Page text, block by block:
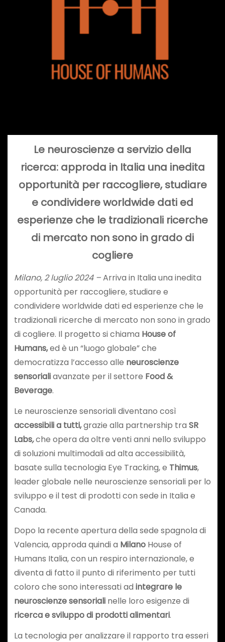
Le neuroscienze a servizio della
ricerca: approda in Italia una inedita
opportunità per raccogliere, studiare
e condividere worldwide dati ed
esperienze che le tradizionali ricerche
di mercato non sono in grado di
cogliere
Milano, 2 luglio 2024–Arriva in Italia una inedita
opportunità per raccogliere, studiare e
condividere worldwide dati ed esperienze che le
tradizionali ricerche di mercato non sono in grado
di cogliere. Il progetto si chiama House of
Humans,ed è un “luogo globale” che
democratizza l’accesso alle neuroscienze
sensorialiavanzate per il settore Food &
Beverage.
Le neuroscienze sensoriali diventano così
accessibili a tutti,grazie alla partnership tra SR
Labs,che opera da oltre venti anni nello sviluppo
di soluzioni multimodali ad alta accessibilità,
basate sulla tecnologia Eye Tracking, e Thimus,
leader globale nelle neuroscienze sensoriali per lo
sviluppo e il test di prodotti con sede in Italia e
Canada.
Dopo la recente apertura della sede spagnola di
Valencia, approda quindi a MilanoHouse of
Humans Italia, con un respiro internazionale, e
diventa di fatto il punto di riferimento per tutti
coloro che sono interessati ad integrare le
neuroscienze sensoriali nelle loro esigenze di
ricerca e sviluppo di prodotti alimentari.
La tecnologia per analizzare il rapporto tra esseri